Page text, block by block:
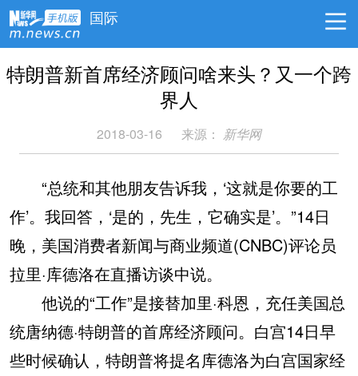
国际
特朗普新首席经济顾问啥来头？又一个跨
界人
2018-03-16 来源： 新华网
“总统和其他朋友告诉我，‘这就是你要的工
作’。我回答，‘是的，先生，它确实是’。”14日
晚，美国消费者新闻与商业频道(CNBC)评论员
拉里·库德洛在直播访谈中说。
他说的“工作”是接替加里·科恩，充任美国总
统唐纳德·特朗普的首席经济顾问。白宫14日早
些时候确认，特朗普将提名库德洛为白宫国家经